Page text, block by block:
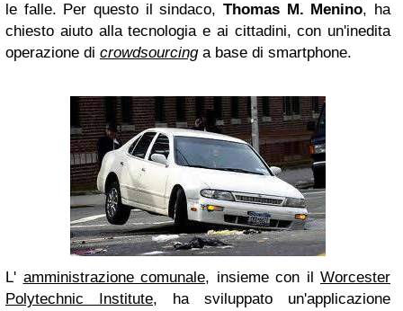
le falle. Per questo il sindaco, Thomas M. Menino, ha
chiesto aiuto alla tecnologia e ai cittadini, con un'inedita
operazione di crowdsourcinga base di smartphone.
L' amministrazione comunale, insieme con il Worcester
Polytechnic Institute, ha sviluppato un'applicazione